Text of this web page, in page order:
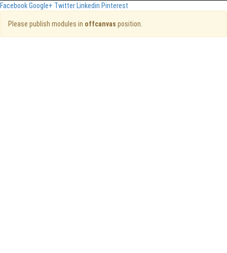
FacebookGoogle+ TwitterLinkedin Pinterest
Please publish modules in offcanvas position.